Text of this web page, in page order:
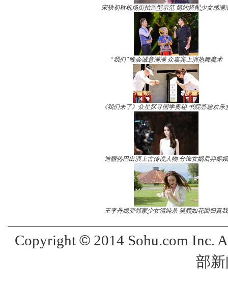
宋轶初秋机场街拍造型示范 简约搭配少女感满
“我们”晚会诚意满满 众嘉宾上演热舞魔术
《我们来了》众星探寻国学奥秘 书院答题欢乐
迪丽热巴出演上古传说人物 分饰女娲后羿嫦娥
王李丹妮变邻家少女清纯杀 笑颜如花回归真我
Copyright ©2014 Sohu.com Inc.
部